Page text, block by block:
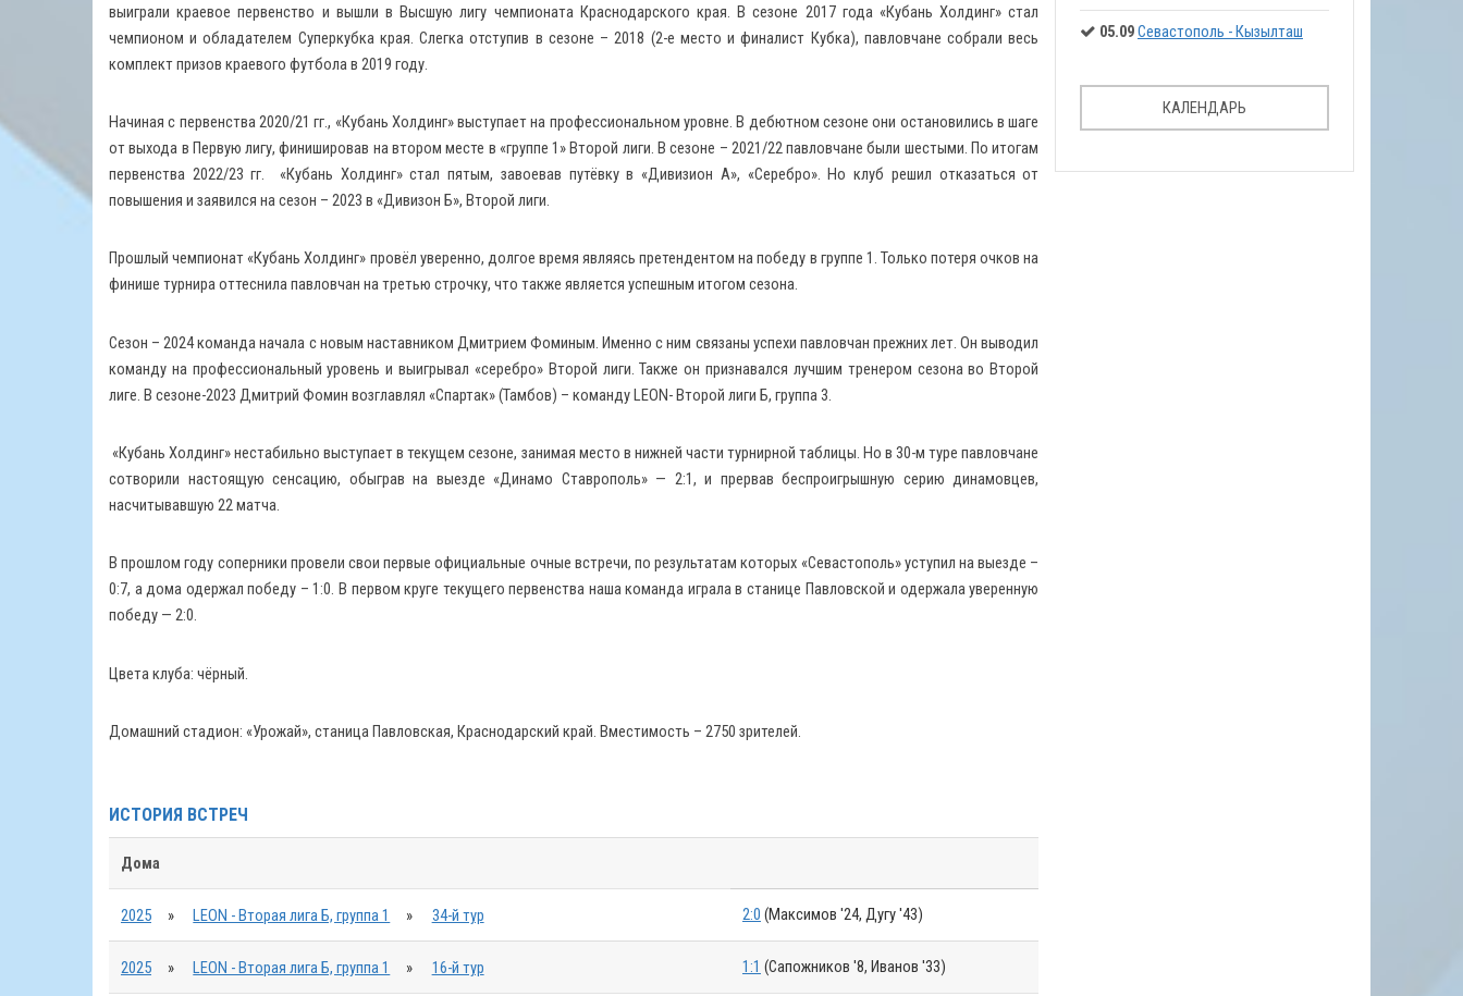
выиграли краевое первенство и вышли в Высшую лигу чемпионата Краснодарского края. В сезоне 2017 года «Кубань Холдинг» стал
чемпионом и обладателем Суперкубка края. Слегка отступив в сезоне – 2018 (2-е место и финалист Кубка), павловчане собрали весь
комплект призов краевого футбола в 2019 году.
Начиная с первенства 2020/21 гг., «Кубань Холдинг» выступает на профессиональном уровне. В дебютном сезоне они остановились в шаге
от выхода в Первую лигу, финишировав на втором месте в «группе 1» Второй лиги. В сезоне – 2021/22 павловчане были шестыми. По итогам
первенства 2022/23 гг. «Кубань Холдинг» стал пятым, завоевав путёвку в «Дивизион А», «Серебро». Но клуб решил отказаться от
повышения и заявился на сезон – 2023 в «Дивизон Б», Второй лиги.
Прошлый чемпионат «Кубань Холдинг» провёл уверенно, долгое время являясь претендентом на победу в группе 1. Только потеря очков на
финише турнира оттеснила павловчан на третью строчку, что также является успешным итогом сезона.
Сезон – 2024 команда начала с новым наставником Дмитрием Фоминым. Именно с ним связаны успехи павловчан прежних лет. Он выводил
команду на профессиональный уровень и выигрывал «серебро» Второй лиги. Также он признавался лучшим тренером сезона во Второй
лиге. В сезоне-2023 Дмитрий Фомин возглавлял «Спартак» (Тамбов) – команду LEON- Второй лиги Б, группа 3.
«Кубань Холдинг» нестабильно выступает в текущем сезоне, занимая место в нижней части турнирной таблицы. Но в 30-м туре павловчане
сотворили настоящую сенсацию, обыграв на выезде «Динамо Ставрополь» — 2:1, и прервав беспроигрышную серию динамовцев,
насчитывавшую 22 матча.
В прошлом году соперники провели свои первые официальные очные встречи, по результатам которых «Севастополь» уступил на выезде –
0:7, а дома одержал победу – 1:0. В первом круге текущего первенства наша команда играла в станице Павловской и одержала уверенную
победу — 2:0.
Цвета клуба: чёрный.
Домашний стадион: «Урожай», станица Павловская, Краснодарский край. Вместимость – 2750 зрителей.
ИСТОРИЯ ВСТРЕЧ
Дома
2025 » LEON - Вторая лига Б, группа 1 » 34-й тур 2:0 (Максимов '24, Дугу '43)
2025 » LEON - Вторая лига Б, группа 1 » 16-й тур 1:1 (Сапожников '8, Иванов '33)
05.09Севастополь - Кызылташ
КАЛЕНДАРЬ